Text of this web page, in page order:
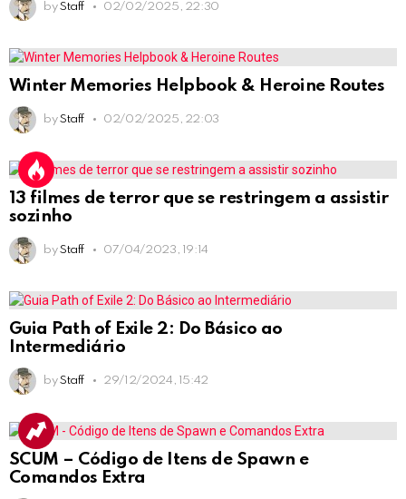
by Staff 02/02/2025, 22:30
Winter Memories Helpbook & Heroine Routes
by Staff 02/02/2025, 22:03
13 filmes de terror que se restringem a assistir
sozinho
by Staff 07/04/2023, 19:14
Guia Path of Exile 2: Do Básico ao
Intermediário
by Staff 29/12/2024, 15:42
SCUM – Código de Itens de Spawn e
Comandos Extra